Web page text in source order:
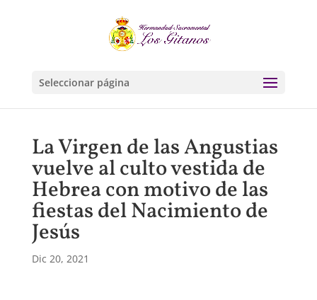
Seleccionar página
La Virgen de las Angustias
vuelve al culto vestida de
Hebrea con motivo de las
fiestas del Nacimiento de
Jesús
Dic 20, 2021